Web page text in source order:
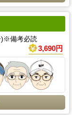
)※備考必読
3,690円